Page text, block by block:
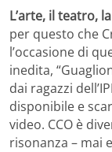
L’arte, il teatro,
per questo che
l’occasione di
inedita,
dai ragazzi
disponibile e
video. CCO è
risonanza – mai